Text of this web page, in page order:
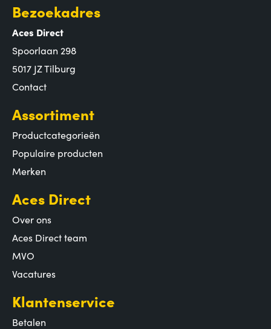
Bezoekadres
Aces Direct
Spoorlaan 298
5017 JZ Tilburg
Contact
Assortiment
Productcategorieën
Populaire producten
Merken
Aces Direct
Over ons
Aces Direct team
MVO
Vacatures
Klantenservice
Betalen